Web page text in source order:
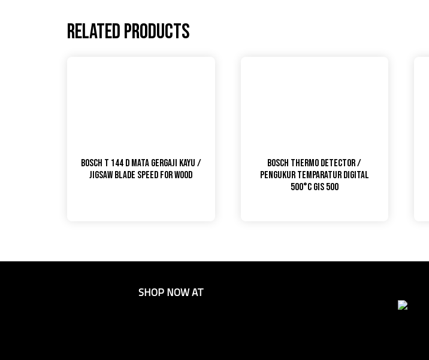
Related products
Bosch T 144 D Mata Gergaji Kayu /
Jigsaw Blade Speed for Wood
Bosch Thermo Detector /
Pengukur Temparatur Digital
500°C GIS 500
SHOP NOW AT